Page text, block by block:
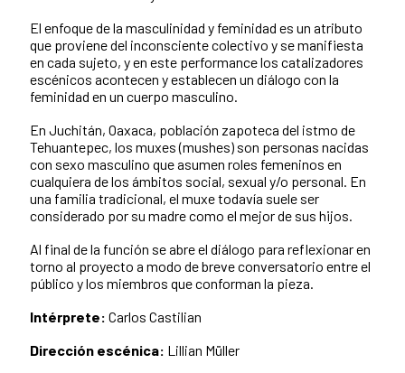
El enfoque de la masculinidad y feminidad es un atributo
que proviene del inconsciente colectivo y se manifiesta
en cada sujeto, y en este performance los catalizadores
escénicos acontecen y establecen un diálogo con la
feminidad en un cuerpo masculino.
En Juchitán, Oaxaca, población zapoteca del istmo de
Tehuantepec, los muxes (mushes) son personas nacidas
con sexo masculino que asumen roles femeninos en
cualquiera de los ámbitos social, sexual y/o personal. En
una familia tradicional, el muxe todavía suele ser
considerado por su madre como el mejor de sus hijos.
Al final de la función se abre el diálogo para reflexionar en
torno al proyecto a modo de breve conversatorio entre el
público y los miembros que conforman la pieza.
Intérprete: Carlos Castilian
Dirección escénica: Lillian Müller